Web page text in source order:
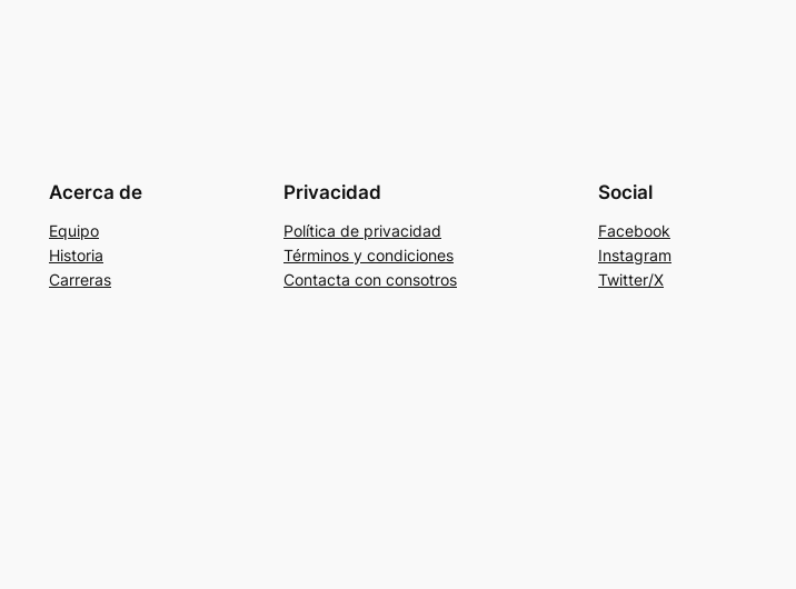
Acerca de
Equipo
Historia
Carreras
Privacidad
Política de privacidad
Términos y condiciones
Contacta con consotros
Social
Facebook
Instagram
Twitter/X